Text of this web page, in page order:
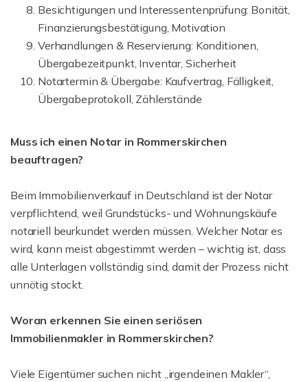
Besichtigungen und Interessentenprüfung: Bonität,
Finanzierungsbestätigung, Motivation
Verhandlungen & Reservierung: Konditionen,
Übergabezeitpunkt, Inventar, Sicherheit
Notartermin & Übergabe: Kaufvertrag, Fälligkeit,
Übergabeprotokoll, Zählerstände
Muss ich einen Notar in Rommerskirchen
beauftragen?
Beim Immobilienverkauf in Deutschland ist der Notar
verpflichtend, weil Grundstücks- und Wohnungskäufe
notariell beurkundet werden müssen. Welcher Notar es
wird, kann meist abgestimmt werden – wichtig ist, dass
alle Unterlagen vollständig sind, damit der Prozess nicht
unnötig stockt.
Woran erkennen Sie einen seriösen
Immobilienmakler in Rommerskirchen?
Viele Eigentümer suchen nicht „irgendeinen Makler“,